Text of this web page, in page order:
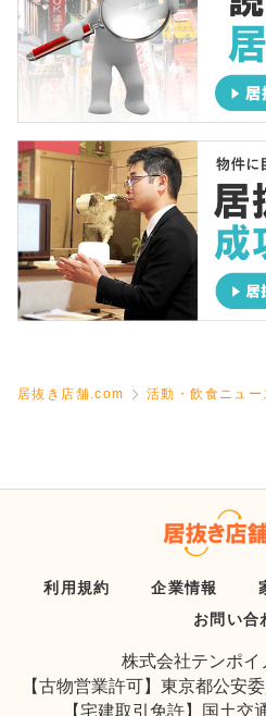
居抜き店舗.com 活動・飲食ニュー
利用規約 企業情報
お問い合
株式会社テンポイ
【古物営業許可】東京都公安
【宅建取引免許】国土交